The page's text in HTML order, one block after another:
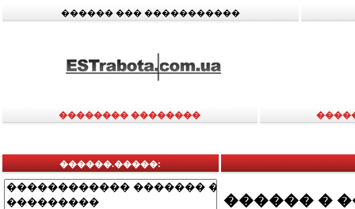
������ ��� �����������
�������� ��������
������.�����:
������ �